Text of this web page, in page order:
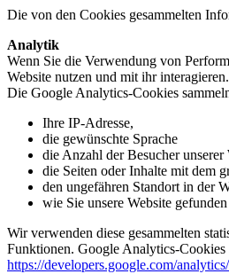
Die von den Cookies gesammelten
Analytik
Wenn Sie die Verwendung von
Website nutzen und mit ihr interagieren.
Die Google Analytics-Cookies
Ihre IP-Adresse,
die gewünschte Sprache
die Anzahl der Besucher unserer
die Seiten oder Inhalte mit dem
den ungefähren Standort in der
wie Sie unsere Website
Wir verwenden diese gesammelten
Funktionen. Google Analytics-
https://developers.google.com/